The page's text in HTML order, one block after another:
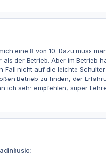
eine 8 von 10. Dazu muss
der Betrieb. Aber im Betrieb
Fall nicht auf die leichte
Betrieb zu finden, der
ich sehr empfehlen, super